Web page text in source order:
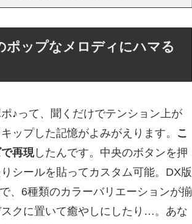
ポップなメロディにハマる
♪って、聞くだけでテンション上が
ップした記憶がよみがえります。 こ
再現したんです。中央のボタンを押
シールを貼ってカスタム可能。DX版
、6種類のカラーバリエーションが揃
クに置いて癒やしにしたり…。あな